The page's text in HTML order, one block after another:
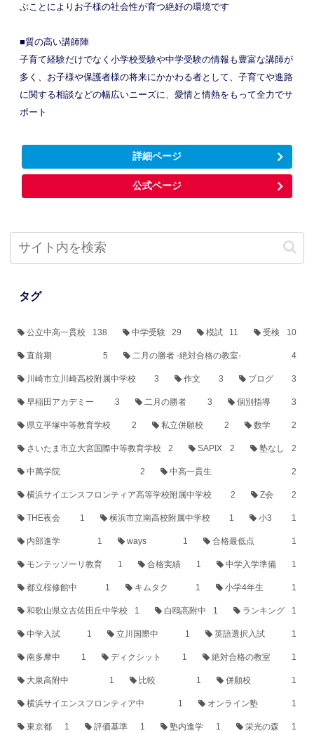
ぶことによりお子様の社会性が育つ絶好の環境です
■質の高い講師陣
子育て経験だけでなく小学校受験や中学受験の情報も豊富な講師が
多く、お子様や保護者様の将来にかかわる者として、子育てや進路
に関する相談などの幅広いニーズに、愛情と情熱をもって全力でサ
ポート
詳細ページ
公式ページ
タグ
公立中高一貫校 138 中学受験 29 模試 11 受検 10
直前期 5 二月の勝者 -絶対合格の教室- 4
川崎市立川崎高校附属中学校 3 作文 3 ブログ 3
早稲田アカデミー 3 二月の勝者 3 個別指導 3
県立平塚中等教育学校 2 私立併願校 2 数学 2
さいたま市立大宮国際中等教育学校 2 SAPIX 2 塾なし 2
中萬学院 2 中高一貫生 2
横浜サイエンスフロンティア高等学校附属中学校 2 Z会 2
THE夜会 1 横浜市立南高校附属中学校 1 小3 1
内部進学 1 ways 1 合格最低点 1
モンテッソーリ教育 1 合格実績 1 中学入学準備 1
都立桜修館中 1 キムタク 1 小学4年生 1
和歌山県立古佐田丘中学校 1 白鴎高附中 1 ランキング 1
中学入試 1 立川国際中 1 英語選択入試 1
南多摩中 1 ディクシット 1 絶対合格の教室 1
大泉高附中 1 比較 1 併願校 1
横浜サイエンスフロンティア中 1 オンライン塾 1
東京都 1 評価基準 1 塾内進学 1 栄光の森 1